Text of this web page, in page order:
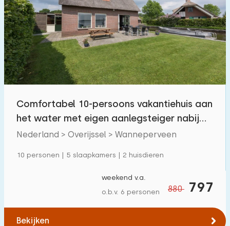
1 2 3 4 5
Afstanden
Vanaf Wanneperveen(max. aantal km):
1 5 10 20 30
Tot zee(max. aantal km):
1 2 5 10 20
Comfortabel 10-persoons vakantiehuis aan
het water met eigen aanlegsteiger nabij
Giethoorn
Nederland > Overijssel > Wanneperveen
10 personen | 5 slaapkamers | 2 huisdieren
880 797
weekend v.a.
o.b.v. 6 personen
Bekijken